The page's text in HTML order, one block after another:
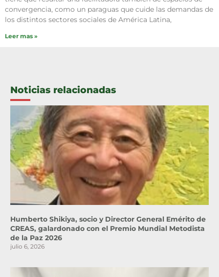
convergencia, como un paraguas que cuide las demandas de
los distintos sectores sociales de América Latina,
Leer mas »
Noticias relacionadas
Humberto Shikiya, socio y Director General Emérito de
CREAS, galardonado con el Premio Mundial Metodista
de la Paz 2026
julio 6, 2026